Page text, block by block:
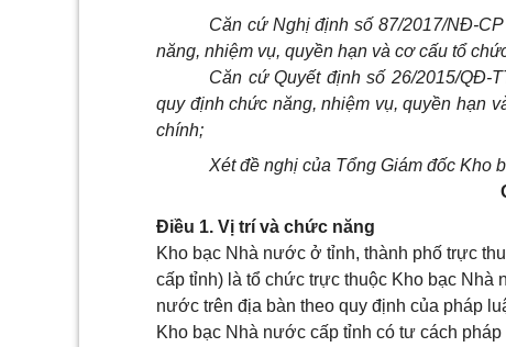
Căn cứ Nghị định số 87/2017/NĐ-
năng, nhiệm vụ, quyền hạn và cơ cấu tổ
Căn cứ Quyết định số 26/2015/QĐ-
quy định chức năng, nhiệm vụ, quyền hạn
chính;
Xét đề nghị của Tổng Giám đốc Kho
Điều 1. Vị trí và chức năng
Kho bạc Nhà nước ở tỉnh, thành phố trực
cấp tỉnh) là tổ chức trực thuộc Kho bạc
nước trên địa bàn theo quy định của pháp
Kho bạc Nhà nước cấp tỉnh có tư cách